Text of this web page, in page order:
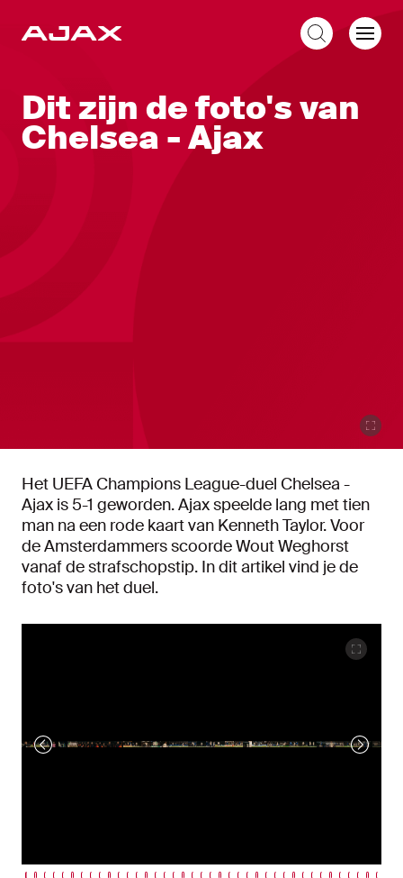
Dit zijn de foto's van
Chelsea - Ajax
Het UEFA Champions League-duel Chelsea -
Ajax is 5-1 geworden. Ajax speelde lang met tien
man na een rode kaart van Kenneth Taylor. Voor
de Amsterdammers scoorde Wout Weghorst
vanaf de strafschopstip. In dit artikel vind je de
foto's van het duel.